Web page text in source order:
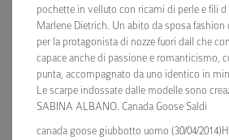
pochette in velluto con ricami di perle e fili
Marlene Dietrich. Un abito da sposa
per la protagonista di nozze fuori dall che
capace anche di passione e romanticismo,
punta, accompagnato da uno identico in
Le scarpe indossate dalle modelle sono
SABINA ALBANO. Canada Goose Saldi
canada goose giubbotto uomo (30/04/